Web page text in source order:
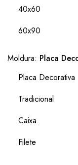
40x60
60x90
Moldura: Placa
Placa Decorativa
Tradicional
Caixa
Filete